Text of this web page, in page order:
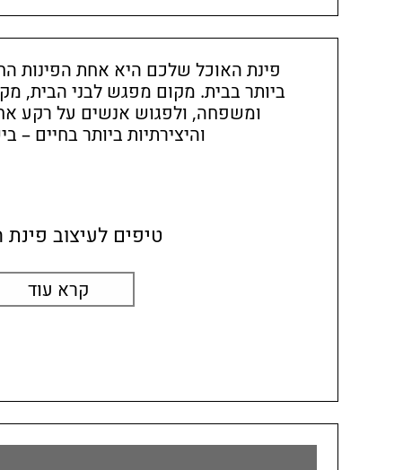
פינת האוכל שלכם היא אחת הפינות
ביותר בבית. מקום מפגש לבני הבית,
ומשפחה, ולפגוש אנשים על רקע
והיצירתיות ביותר בחיים –
טיפים לעיצוב פינת
קרא עוד